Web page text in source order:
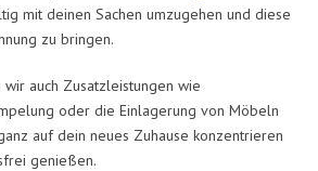
mit deinen Sachen umzugehen und diese
zu bringen.
auch Zusatzleistungen wie
oder die Einlagerung von Möbeln
auf dein neues Zuhause konzentrieren
genießen.